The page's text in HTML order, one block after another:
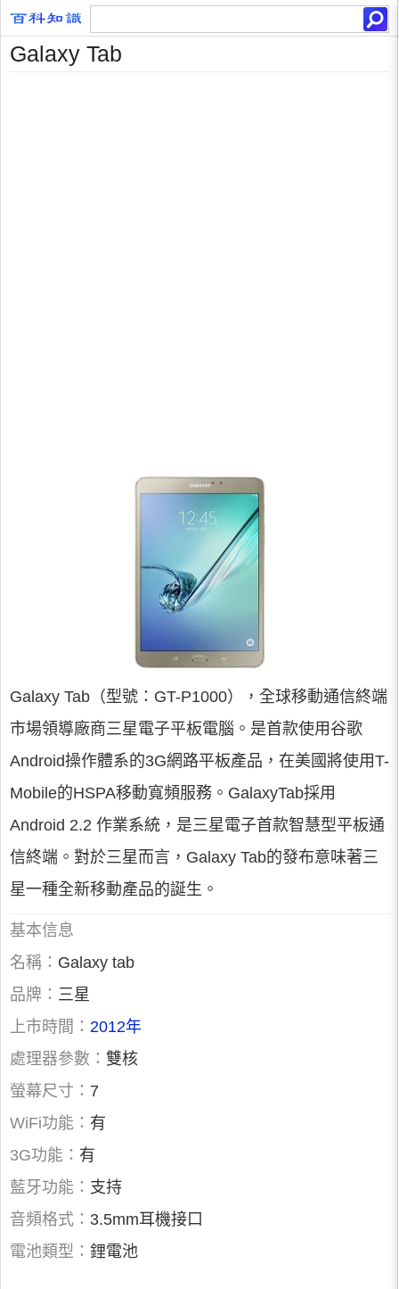
Galaxy Tab
Galaxy Tab（型號：GT-P1000），全球移動通信終端
市場領導廠商三星電子平板電腦。是首款使用谷歌
Android操作體系的3G網路平板產品，在美國將使用T-
Mobile的HSPA移動寬頻服務。GalaxyTab採用
Android 2.2 作業系統，是三星電子首款智慧型平板通
信終端。對於三星而言，Galaxy Tab的發布意味著三
星一種全新移動產品的誕生。
基本信息
名稱： Galaxy tab
品牌： 三星
上市時間： 2012年
處理器參數： 雙核
螢幕尺寸： 7
WiFi功能： 有
3G功能： 有
藍牙功能： 支持
音頻格式： 3.5mm耳機接口
電池類型： 鋰電池